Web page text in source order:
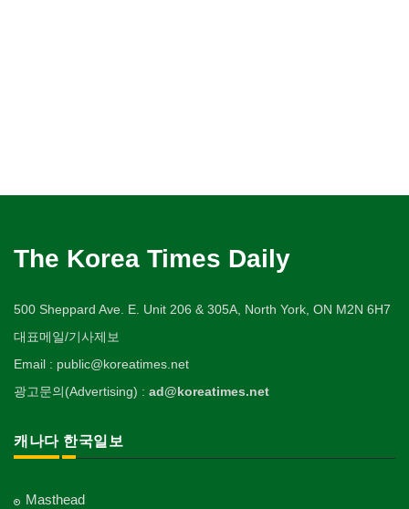
The Korea Times Daily
500 Sheppard Ave. E. Unit 206 & 305A, North York, ON M2N 6H7
대표메일/기사제보
Email : public@koreatimes.net
광고문의(Advertising) : ad@koreatimes.net
캐나다 한국일보
Masthead